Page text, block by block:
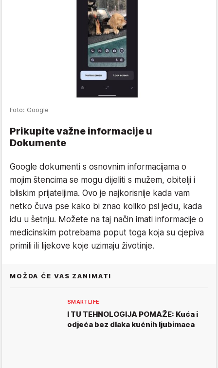
Foto: Google
Prikupite važne informacije u
Dokumente
Google dokumenti s osnovnim informacijama o
mojim štencima se mogu dijeliti s mužem, obitelji i
bliskim prijateljima. Ovo je najkorisnije kada vam
netko čuva pse kako bi znao koliko psi jedu, kada
idu u šetnju. Možete na taj način imati informacije o
medicinskim potrebama poput toga koja su cjepiva
primili ili lijekove koje uzimaju životinje.
MOŽDA ĆE VAS ZANIMATI
SMARTLIFE
I TU TEHNOLOGIJA POMAŽE: Kuća i
odjeća bez dlaka kućnih ljubimaca